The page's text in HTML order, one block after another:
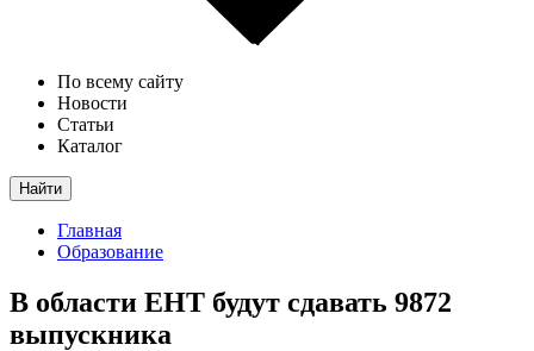
По всему сайту
Новости
Статьи
Каталог
Найти
Главная
Образование
В области ЕНТ будут сдавать 9872
выпускника